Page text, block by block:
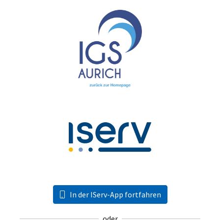
In der IServ-App fortfahren